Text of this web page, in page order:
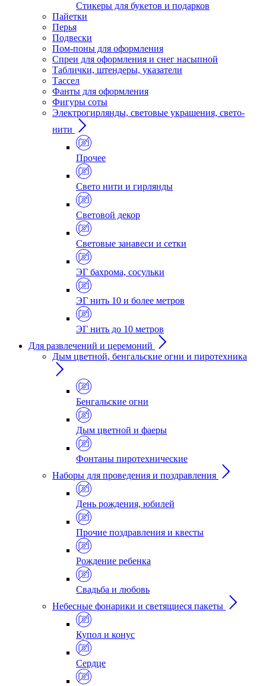
Стикеры для букетов и подарков
Пайетки
Перья
Подвески
Пом-поны для оформления
Спреи для оформления и снег насыпной
Таблички, штендеры, указатели
Тассел
Фанты для оформления
Фигуры соты
Электрогирлянды, световые украшения, свето-
нити
Прочее
Свето нити и гирлянды
Световой декор
Световые занавеси и сетки
ЭГ бахрома, сосульки
ЭГ нить 10 и более метров
ЭГ нить до 10 метров
Для развлечений и церемоний
Дым цветной, бенгальские огни и пиротехника
Бенгальские огни
Дым цветной и фаеры
Фонтаны пиротехнические
Наборы для проведения и поздравления
День рождения, юбилей
Прочие поздравления и квесты
Рождение ребенка
Свадьба и любовь
Небесные фонарики и светящиеся пакеты
Купол и конус
Сердце